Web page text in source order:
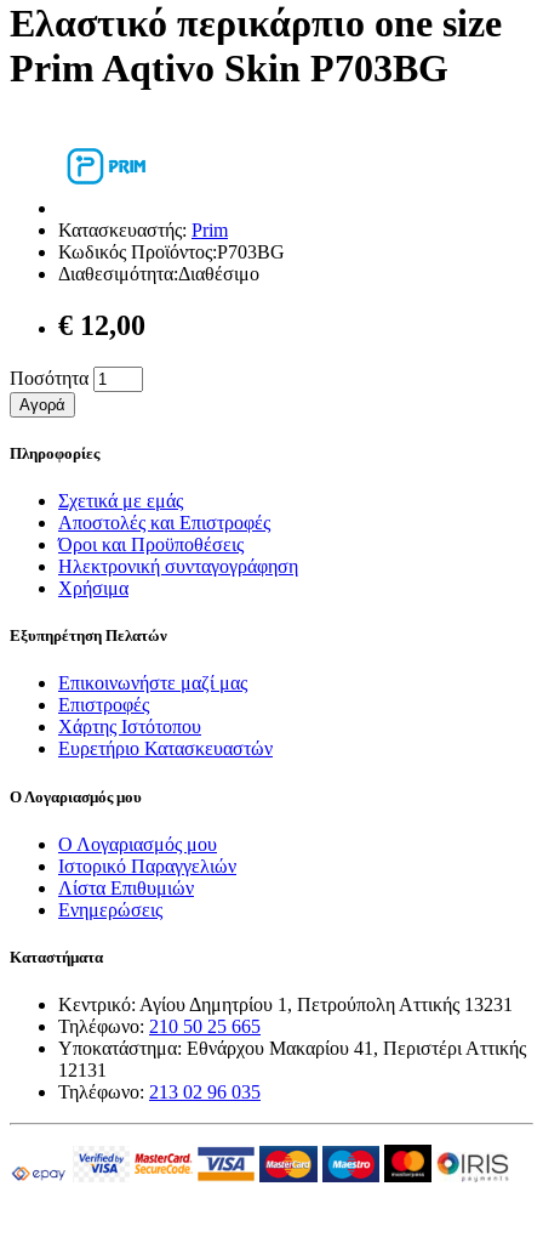
Ελαστικό περικάρπιο one size
Prim Aqtivo Skin P703BG
Κατασκευαστής: Prim
Κωδικός Προϊόντος:P703BG
Διαθεσιμότητα:Διαθέσιμο
€ 12,00
Ποσότητα
Αγορά
Πληροφορίες
Σχετικά με εμάς
Αποστολές και Επιστροφές
Όροι και Προϋποθέσεις
Ηλεκτρονική συνταγογράφηση
Χρήσιμα
Εξυπηρέτηση Πελατών
Επικοινωνήστε μαζί μας
Επιστροφές
Χάρτης Ιστότοπου
Ευρετήριο Κατασκευαστών
Ο Λογαριασμός μου
Ο Λογαριασμός μου
Ιστορικό Παραγγελιών
Λίστα Επιθυμιών
Ενημερώσεις
Καταστήματα
Κεντρικό: Αγίου Δημητρίου 1, Πετρούπολη Αττικής 13231
Τηλέφωνο: 210 50 25 665
Υποκατάστημα: Εθνάρχου Μακαρίου 41, Περιστέρι Αττικής
12131
Τηλέφωνο: 213 02 96 035